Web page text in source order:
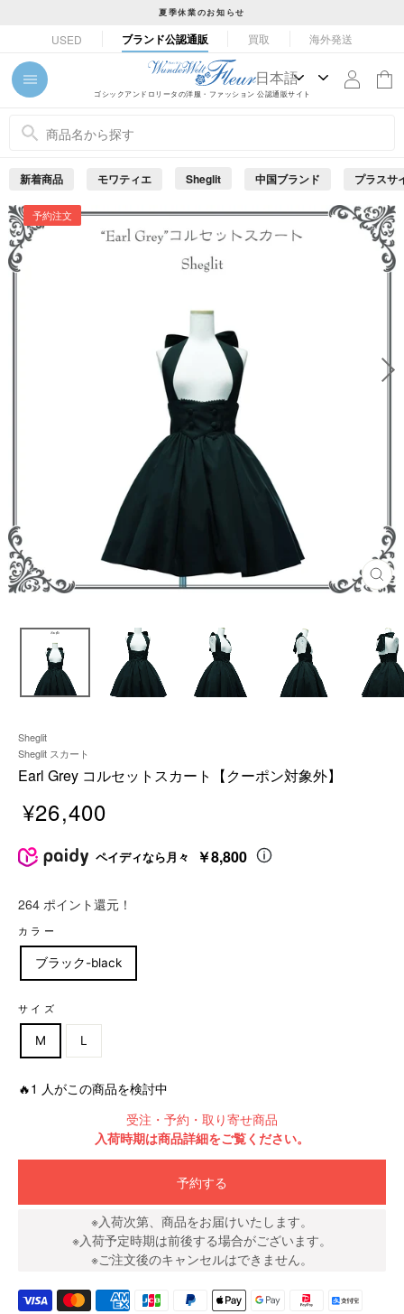
ン
ツ
す
る
ラ
イ
ド
止
め
夏季休業のお知らせ
USED ブランド公認通販 買取 海外発送
ゴシックアンドロリータの洋服・ファッション 公認通販サイト
新着商品 モワティエ Sheglit 中国ブランド プラスサ
閉
予約注文
Sheglit
Sheglit スカート
Earl Grey コルセットスカート【クーポン対象外】
売
格
価
格
¥26,400
ペイディなら月々 ￥8,800
264 ポイント還元！
カラー
ブラック-black
サイズ
M L
🔥1 人がこの商品を検討中
受注・予約・取り寄せ商品
入荷時期は商品詳細をご覧ください。
予約する
※入荷次第、商品をお届けいたします。
※入荷予定時期は前後する場合がございます。
※ご注文後のキャンセルはできません。